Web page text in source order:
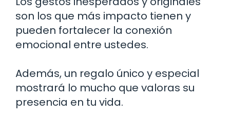
son los que más impacto tienen y
pueden fortalecer la conexión
emocional entre ustedes.
Además, un regalo único y especial
mostrará lo mucho que valoras su
presencia en tu vida.